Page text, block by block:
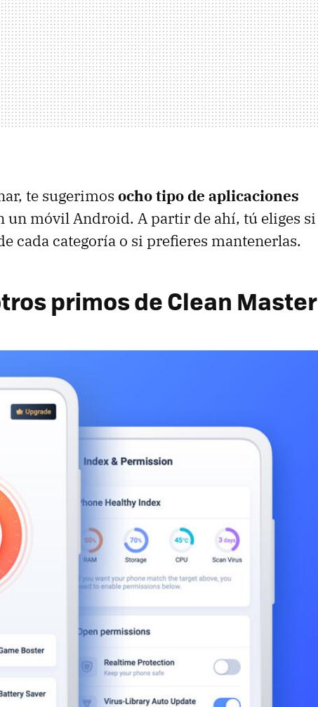
te sugerimos ocho tipo de aplicaciones
un móvil Android. A partir de ahí, tú eliges si
cada categoría o si prefieres mantenerlas.
primos de Clean Master